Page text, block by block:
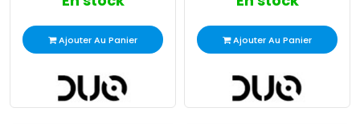
Ajouter Au Panier Ajouter Au Panier